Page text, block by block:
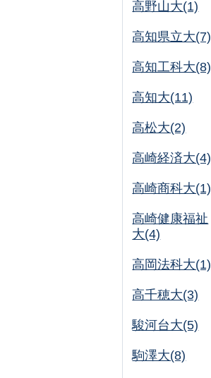
高野山大(1)
高知県立大(7)
高知工科大(8)
高知大(11)
高松大(2)
高崎経済大(4)
高崎商科大(1)
高崎健康福祉
大(4)
高岡法科大(1)
高千穂大(3)
駿河台大(5)
駒澤大(8)